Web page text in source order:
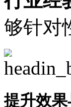
够针对
提升效